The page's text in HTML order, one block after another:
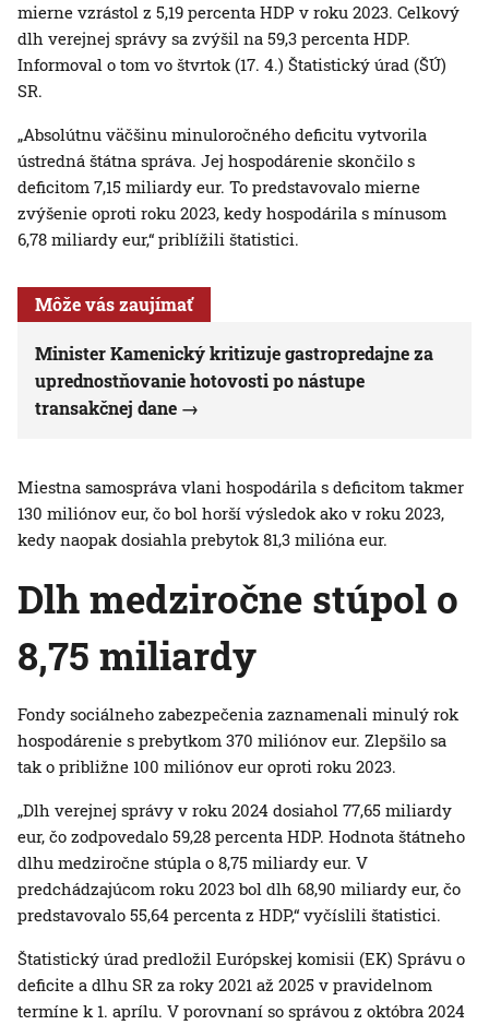
mierne vzrástol z 5,19 percenta HDP v roku 2023. Celkový
dlh verejnej správy sa zvýšil na 59,3 percenta HDP.
Informoval o tom vo štvrtok (17. 4.) Štatistický úrad (ŠÚ)
SR.
„Absolútnu väčšinu minuloročného deficitu vytvorila
ústredná štátna správa. Jej hospodárenie skončilo s
deficitom 7,15 miliardy eur. To predstavovalo mierne
zvýšenie oproti roku 2023, kedy hospodárila s mínusom
6,78 miliardy eur,“ priblížili štatistici.
Môže vás zaujímať
Minister Kamenický kritizuje gastropredajne za
uprednostňovanie hotovosti po nástupe
transakčnej dane
Miestna samospráva vlani hospodárila s deficitom takmer
130 miliónov eur, čo bol horší výsledok ako v roku 2023,
kedy naopak dosiahla prebytok 81,3 milióna eur.
Dlh medziročne stúpol o
8,75 miliardy
Fondy sociálneho zabezpečenia zaznamenali minulý rok
hospodárenie s prebytkom 370 miliónov eur. Zlepšilo sa
tak o približne 100 miliónov eur oproti roku 2023.
„Dlh verejnej správy v roku 2024 dosiahol 77,65 miliardy
eur, čo zodpovedalo 59,28 percenta HDP. Hodnota štátneho
dlhu medziročne stúpla o 8,75 miliardy eur. V
predchádzajúcom roku 2023 bol dlh 68,90 miliardy eur, čo
predstavovalo 55,64 percenta z HDP,“ vyčíslili štatistici.
Štatistický úrad predložil Európskej komisii (EK) Správu o
deficite a dlhu SR za roky 2021 až 2025 v pravidelnom
termíne k 1. aprílu. V porovnaní so správou z októbra 2024